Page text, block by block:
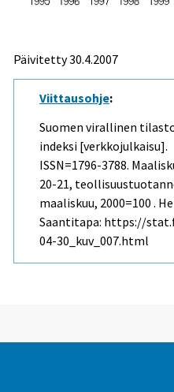
Päivitetty30.4.2007
Viittausohje:
Suomen virallinen
indeksi [verkkojulkaisu].
ISSN=1796-3788.
20-21,
maaliskuu, 2000=100 .
Saantitapa: https://
04-30_kuv_007.html